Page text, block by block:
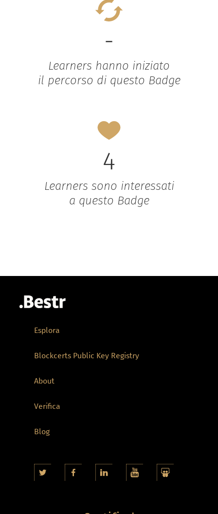
-
Learners hanno iniziato
il percorso di questo Badge
4
Learners sono interessati
a questo Badge
Esplora
Blockcerts Public Key Registry
About
Verifica
Blog